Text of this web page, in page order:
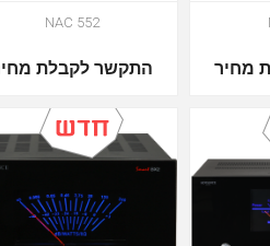
מחיר
NAC 552
התקשר לקבלת